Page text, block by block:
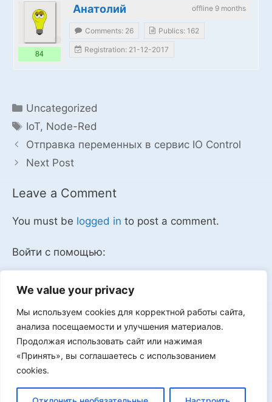
We value your privacy
Мы используем cookies для корректной работы сайта,
анализа посещаемости и улучшения материалов.
Продолжая использовать сайт или нажимая
«Принять», вы соглашаетесь с использованием
cookies.
offline 9 months
Анатолий
84
Comments: 26 Publics: 162
Registration: 21-12-2017
Categories
Uncategorized
Tags
IoT, Node-Red
Отправка переменных в сервис IO Control
Next Post
Leave a Comment
You must be logged in to post a comment.
Войти с помощью:
Мы в VK
Реклама